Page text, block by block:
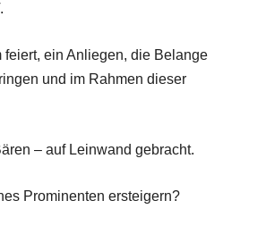
ein Anliegen, die Belange
und im Rahmen dieser
– auf Leinwand gebracht.
Prominenten ersteigern?